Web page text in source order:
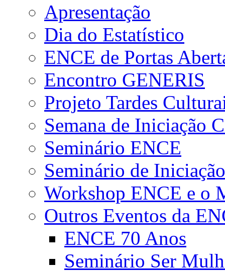
Apresentação
Dia do Estatístico
ENCE de Portas
Encontro GENERIS
Projeto Tardes
Semana de Iniciação
Seminário ENCE
Seminário de
Workshop ENCE e o
Outros Eventos da
ENCE 70 Anos
Seminário Ser